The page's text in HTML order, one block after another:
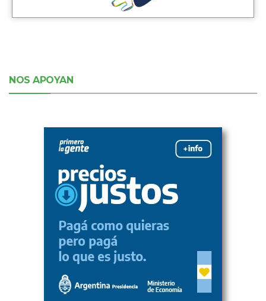
NOS APOYAN